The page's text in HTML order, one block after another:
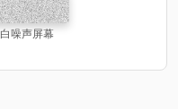
白噪声屏幕